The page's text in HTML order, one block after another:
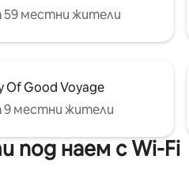
местни жители
Of Good Voyage
9 местни жители
под наем с Wi-Fi